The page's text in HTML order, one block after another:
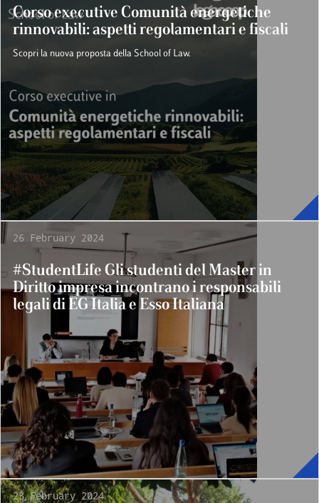
Corso executive Comunità energetiche
rinnovabili: aspetti regolamentari e fiscali
Scopri la nuova proposta della School of Law.
26 February 2024
#StudentLife Gli studenti del Master in
Diritto impresa incontrano i responsabili
legali di EG Italia e Esso Italiana
23 February 2024